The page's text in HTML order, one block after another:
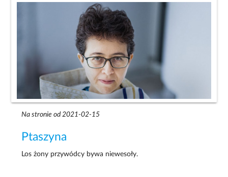
Na stronie od 2021-02-15
Ptaszyna
Los żony przywódcy bywa niewesoły.